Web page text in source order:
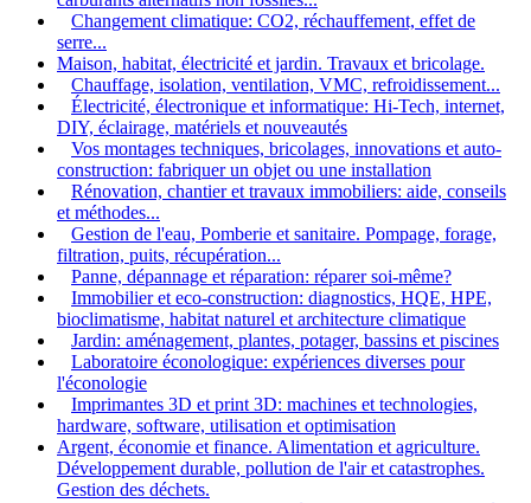
Changement climatique: CO2, réchauffement, effet de
serre...
Maison, habitat, électricité et jardin. Travaux et bricolage.
Chauffage, isolation, ventilation, VMC, refroidissement...
Électricité, électronique et informatique: Hi-Tech, internet,
DIY, éclairage, matériels et nouveautés
Vos montages techniques, bricolages, innovations et auto-
construction: fabriquer un objet ou une installation
Rénovation, chantier et travaux immobiliers: aide, conseils
et méthodes...
Gestion de l'eau, Pomberie et sanitaire. Pompage, forage,
filtration, puits, récupération...
Panne, dépannage et réparation: réparer soi-même?
Immobilier et eco-construction: diagnostics, HQE, HPE,
bioclimatisme, habitat naturel et architecture climatique
Jardin: aménagement, plantes, potager, bassins et piscines
Laboratoire éconologique: expériences diverses pour
l'éconologie
Imprimantes 3D et print 3D: machines et technologies,
hardware, software, utilisation et optimisation
Argent, économie et finance. Alimentation et agriculture.
Développement durable, pollution de l'air et catastrophes.
Gestion des déchets.